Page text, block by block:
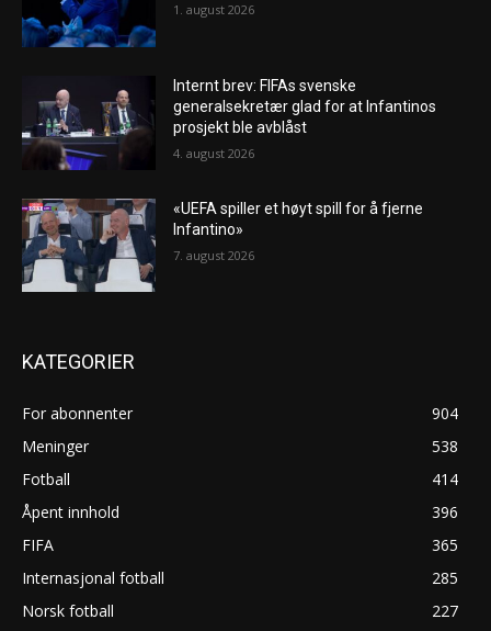
1. august 2026
Internt brev: FIFAs svenske
generalsekretær glad for at Infantinos
prosjekt ble avblåst
4. august 2026
«UEFA spiller et høyt spill for å fjerne
Infantino»
7. august 2026
KATEGORIER
For abonnenter
904
Meninger
538
Fotball
414
Åpent innhold
396
FIFA
365
Internasjonal fotball
285
Norsk fotball
227